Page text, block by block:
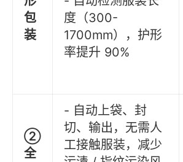
包
装
度（300-
1700mm），护形
率提升 90%
②
全
- 自动上袋、封
切、输出，无需人
工接触服装，减少